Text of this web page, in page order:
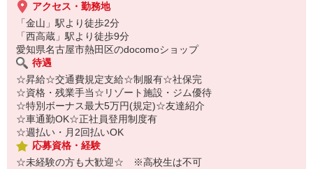
アクセス・勤務地
「金山」駅より徒歩2分
「西高蔵」駅より徒歩9分
愛知県名古屋市熱田区のdocomoショップ
待遇
☆昇給☆交通費規定支給☆制服有☆社保完
☆資格・残業手当☆リゾート施設・ジム優待
☆特別ボーナス最大5万円(規定)☆友達紹介
☆車通勤OK☆正社員登用制度有
☆週払い・月2回払いOK
応募資格・経験
☆未経験の方も大歓迎☆ ※高校生は不可